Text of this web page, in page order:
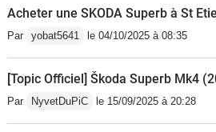
Acheter une SKODA Superb à St
Par yobat5641 le 04/10/2025 à 08:35
[Topic Officiel] Škoda Superb Mk4
Par NyvetDuPiC le 15/09/2025 à 20:28